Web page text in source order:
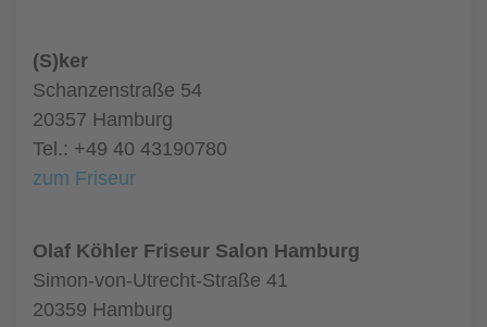
(S)ker
Schanzenstraße 54
20357 Hamburg
Tel.: +49 40 43190780
zum Friseur
Olaf Köhler Friseur Salon Hamburg
Simon-von-Utrecht-Straße 41
20359 Hamburg